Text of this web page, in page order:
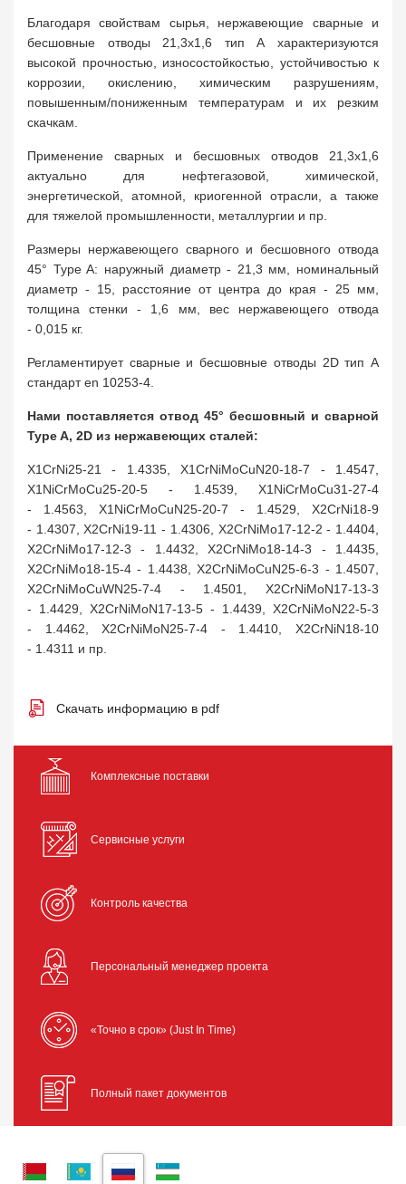
Благодаря свойствам сырья, нержавеющие сварные и
бесшовные отводы 21,3х1,6 тип А характеризуются
высокой прочностью, износостойкостью, устойчивостью к
коррозии, окислению, химическим разрушениям,
повышенным/пониженным температурам и их резким
скачкам.
Применение сварных и бесшовных отводов 21,3х1,6
актуально для нефтегазовой, химической,
энергетической, атомной, криогенной отрасли, а также
для тяжелой промышленности, металлургии и пр.
Размеры нержавеющего сварного и бесшовного отвода
45° Type A: наружный диаметр - 21,3 мм, номинальный
диаметр - 15, расстояние от центра до края - 25 мм,
толщина стенки - 1,6 мм, вес нержавеющего отвода
- 0,015 кг.
Регламентирует сварные и бесшовные отводы 2D тип А
стандарт en 10253-4.
Нами поставляется отвод 45° бесшовный и сварной
Type A, 2D из нержавеющих сталей:
X1CrNi25-21 - 1.4335, X1CrNiMoCuN20-18-7 - 1.4547,
X1NiCrMoCu25-20-5 - 1.4539, X1NiCrMoCu31-27-4
- 1.4563, X1NiCrMoCuN25-20-7 - 1.4529, X2CrNi18-9
- 1.4307, X2CrNi19-11 - 1.4306, X2CrNiMo17-12-2 - 1.4404,
X2CrNiMo17-12-3 - 1.4432, X2CrNiMo18-14-3 - 1.4435,
X2CrNiMo18-15-4 - 1.4438, X2CrNiMoCuN25-6-3 - 1.4507,
X2CrNiMoCuWN25-7-4 - 1.4501, X2CrNiMoN17-13-3
- 1.4429, X2CrNiMoN17-13-5 - 1.4439, X2CrNiMoN22-5-3
- 1.4462, X2CrNiMoN25-7-4 - 1.4410, X2CrNiN18-10
- 1.4311 и пр.
Скачать информацию в pdf
Комплексные поставки
Сервисные услуги
Контроль качества
Персональный менеджер проекта
«Точно в срок» (Just In Time)
Полный пакет документов